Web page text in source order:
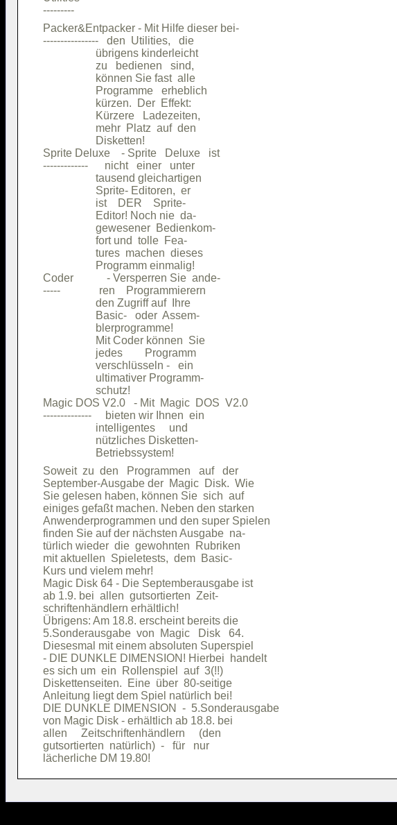
Packer&Entpacker - Mit Hilfe dieser bei-
----------------   den  Utilities,   die
                   übrigens kinderleicht
                   zu   bedienen   sind,
                   können Sie fast  alle
                   Programme   erheblich
                   kürzen.  Der  Effekt:
                   Kürzere   Ladezeiten,
                   mehr  Platz  auf  den
                   Disketten!
Sprite Deluxe    - Sprite   Deluxe   ist
-------------      nicht   einer   unter
                   tausend gleichartigen
                   Sprite- Editoren,  er
                   ist    DER    Sprite-
                   Editor! Noch nie  da-
                   gewesener  Bedienkom-
                   fort und  tolle  Fea-
                   tures  machen  dieses
                   Programm einmalig!
Coder            - Versperren Sie  ande-
-----              ren    Programmierern
                   den Zugriff auf  Ihre
                   Basic-   oder  Assem-
                   blerprogramme!
                   Mit Coder können  Sie
                   jedes        Programm
                   verschlüsseln -   ein
                   ultimativer Programm-
                   schutz!
Magic DOS V2.0   - Mit  Magic  DOS  V2.0
--------------     bieten wir Ihnen  ein
                   intelligentes     und
                   nützliches Disketten-
Soweit  zu  den   Programmen   auf   der
September-Ausgabe der  Magic  Disk.  Wie
Sie gelesen haben, können Sie  sich  auf
einiges gefaßt machen. Neben den starken
Anwenderprogrammen und den super Spielen
finden Sie auf der nächsten Ausgabe  na-
türlich wieder  die  gewohnten  Rubriken
mit aktuellen  Spieletests,  dem  Basic-
Kurs und vielem mehr!
Magic Disk 64 - Die Septemberausgabe ist
ab 1.9. bei  allen  gutsortierten  Zeit-
schriftenhändlern erhältlich!
Übrigens: Am 18.8. erscheint bereits die
5.Sonderausgabe  von  Magic   Disk   64.
Diesesmal mit einem absoluten Superspiel
- DIE DUNKLE DIMENSION! Hierbei  handelt
es sich um  ein  Rollenspiel  auf  3(!!)
Diskettenseiten.  Eine  über  80-seitige
Anleitung liegt dem Spiel natürlich bei!
DIE DUNKLE DIMENSION  -  5.Sonderausgabe
von Magic Disk - erhältlich ab 18.8. bei
allen     Zeitschriftenhändlern     (den
gutsortierten  natürlich)  -   für   nur